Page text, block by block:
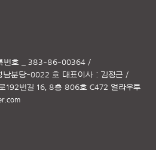
번호 _ 383-86-00364 /
남분당-0022 호 대표이사 : 김정근 /
192번길 16, 8층 806호 C472 얼라우투